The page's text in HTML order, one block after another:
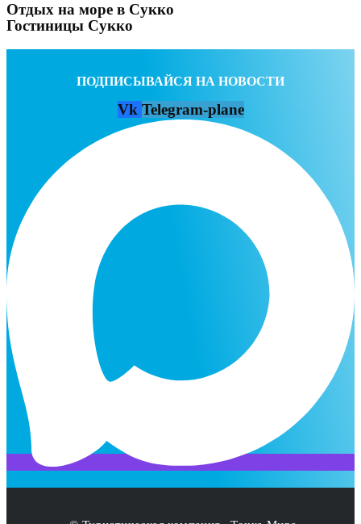
Отдых на море в Сукко
Гостиницы Сукко
ПОДПИСЫВАЙСЯ НА НОВОСТИ
Vk Telegram-plane